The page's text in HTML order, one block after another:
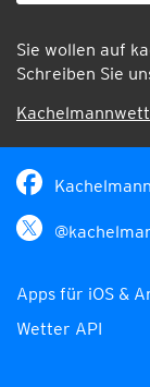
Sie wollen auf
Schreiben Sie
Apps für iOS &
Wetter API